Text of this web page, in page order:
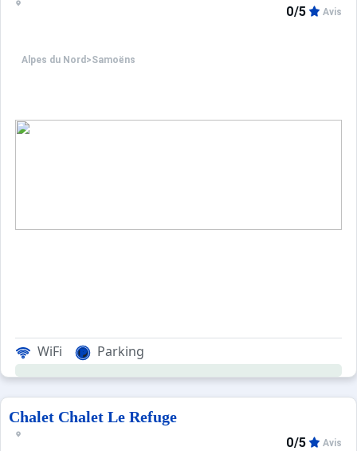
Alpes du Nord >Samoëns
0/5 Avis
WiFi Parking
Chalet Chalet Le Refuge
0/5 Avis